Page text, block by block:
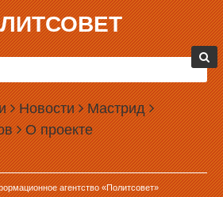
Новости Мастрид
О проекте
агентство «Политсовет»
ПРОДОЛЖАЕТ
ПОТЕРЬ РОМАНА
РАЗВОДА С ЖЕНОЙ
подсчитывать, сколько после
получит его уже бывшая
Daily Express, она получит шесть
что является абсолютным
сумму входят дома и квартиры в России